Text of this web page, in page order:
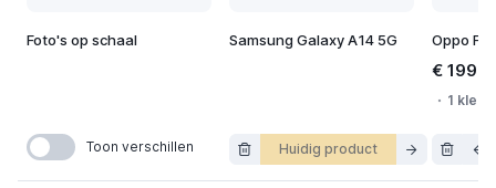
Foto's op schaal Samsung Galaxy A14 5G Oppo
€
1 kleur
Toon verschillen Huidig product